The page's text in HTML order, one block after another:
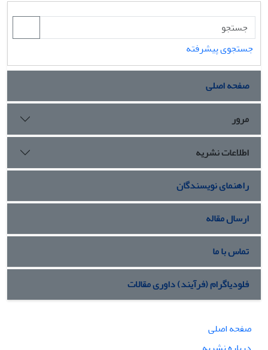
جستجوی پیشرفته
صفحه اصلی
مرور
اطلاعات نشریه
راهنمای نویسندگان
ارسال مقاله
تماس با ما
فلودیاگرام (فرآیند) داوری مقالات
صفحه اصلی